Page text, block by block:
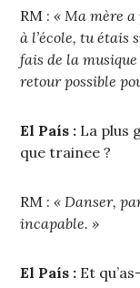
RM :« Ma mère a
à l’école, tu étais
fais de la
retour possible
El País : La plus
que trainee ?
RM :« Danser,
incapable. »
El País : Et